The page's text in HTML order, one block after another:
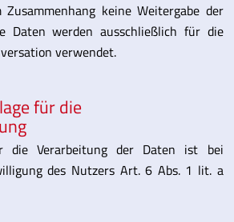
keine Weitergabe der
Daten werden ausschließlich für die
verwendet.
für die
die Verarbeitung der Daten ist bei
des Nutzers Art. 6 Abs. 1 lit. a